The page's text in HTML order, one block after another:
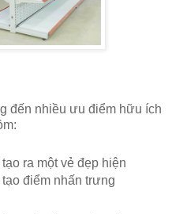
đến nhiều ưu điểm hữu ích
ra một vẻ đẹp hiện
điểm nhấn trưng